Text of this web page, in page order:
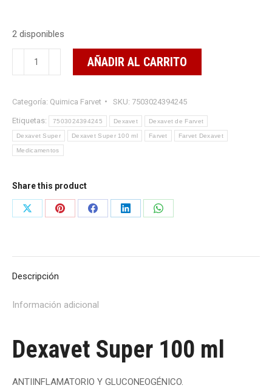
2 disponibles
ml
cantidad
AÑADIR AL CARRITO
Categoría: Quimica Farvet SKU: 7503024394245
Etiquetas: 7503024394245 Dexavet Dexavet de Farvet
Dexavet Super Dexavet Super 100 ml Farvet Farvet Dexavet
Medicamentos
Share this product
Share
Share
Share
Share
Share
Descripción
Información adicional
Dexavet Super 100 ml
ANTIINFLAMATORIO Y GLUCONEOGÉNICO.